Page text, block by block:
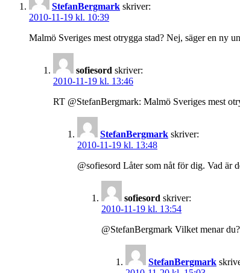
StefanBergmark skriver:
2010-11-19 kl. 10:39
Malmö Sveriges mest otrygga stad? Nej, säger en ny
sofiesord skriver:
2010-11-19 kl. 13:46
RT @StefanBergmark: Malmö Sveriges mest
StefanBergmark skriver:
2010-11-19 kl. 13:48
@sofiesord Låter som nåt för dig. Vad är
sofiesord skriver:
2010-11-19 kl. 13:54
@StefanBergmark Vilket menar du?
StefanBergmark